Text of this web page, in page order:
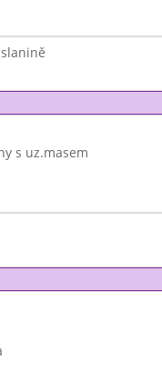
s uz.masem